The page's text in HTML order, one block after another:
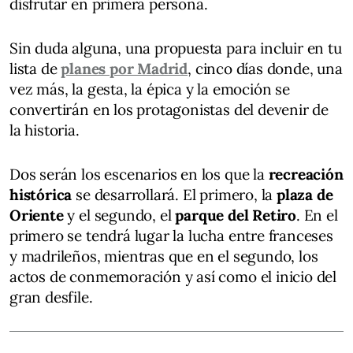
disfrutar en primera persona.
Sin duda alguna, una propuesta para incluir en tu
lista deplanes por Madrid, cinco días donde, una
vez más, la gesta, la épica y la emoción se
convertirán en los protagonistas del devenir de
la historia.
Dos serán los escenarios en los que la recreación
histórica se desarrollará. El primero, laplaza de
Orientey el segundo, elparque del Retiro. En el
primero se tendrá lugar la lucha entre franceses
y madrileños, mientras que en el segundo, los
actos de conmemoración y así como el inicio del
gran desfile.